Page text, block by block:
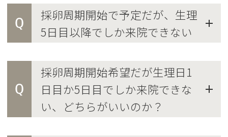
Q
採卵周期開始で予定だが、生理
5日目以降でしか来院できない
Q
採卵周期開始希望だが生理日1
日目か5日目でしか来院できな
い、どちらがいいのか？